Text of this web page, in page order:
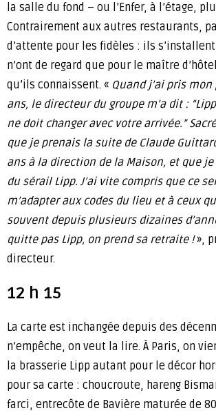
la salle du fond – ou l’Enfer, à l’étage,
Contrairement aux autres restaurants,
d’attente pour les fidèles : ils
n’ont de regard que pour le maître
qu’ils connaissent. « Quand j’ai pris
ans, le directeur du groupe m’a dit :
ne doit changer avec votre arrivée.”
que je prenais la suite de Claude
ans à la direction de la Maison, et que je
du sérail Lipp. J’ai vite compris que ce
m’adapter aux codes du lieu et à ceux
souvent depuis plusieurs dizaines
quitte pas Lipp, on prend sa retraite !»,
directeur.
12 h 15
La carte est inchangée depuis des
n’empêche, on veut la lire. À Paris, on
la brasserie Lipp autant pour le décor
pour sa carte : choucroute, hareng
farci, entrecôte de Bavière maturée de